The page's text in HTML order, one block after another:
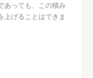
あっても、この積み
上げることはできま